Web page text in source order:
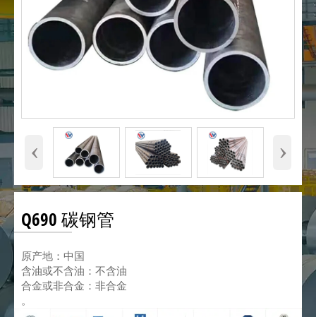
‹ ›
Q690 碳钢管
原产地：中国
含油或不含油：不含油
合金或非合金：非合金
。